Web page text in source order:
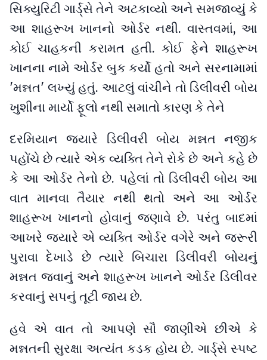
સિક્યુરિટી ગાર્ડ્સે તેને અટકાવ્યો અને સમજાવ્યું કે
આ શાહરૂખ ખાનનો ઓર્ડર નથી. વાસ્તવમાં, આ
કોઈ ચાહકની કરામત હતી. કોઈ ફેને શાહરૂખ
ખાનના નામે ઓર્ડર બુક કર્યો હતો અને સરનામામાં
'મન્નત' લખ્યું હતું. આટલું વાંચીને તો ડિલીવરી બોય
ખુશીના માર્યો ફૂલો નથી સમાતો કારણ કે તેને
દરમિયાન જ્યારે ડિલીવરી બોય મન્નત નજીક
પહોંચે છે ત્યારે એક વ્યક્તિ તેને રોકે છે અને કહે છે
કે આ ઓર્ડર તેનો છે. પહેલાં તો ડિલીવરી બોય આ
વાત માનવા તૈયાર નથી થતો અને આ ઓર્ડર
શાહરૂખ ખાનનો હોવાનું જણાવે છે. પરંતુ બાદમાં
આખરે જ્યારે એ વ્યક્તિ ઓર્ડર વગેરે અને જરૂરી
પુરાવા દેખાડે છે ત્યારે બિચારા ડિલીવરી બોયનું
મન્નત જવાનું અને શાહરૂખ ખાનને ઓર્ડર ડિલીવર
કરવાનું સપનું તૂટી જાય છે.
હવે એ વાત તો આપણે સૌ જાણીએ છીએ કે
મન્નતની સુરક્ષા અત્યંત કડક હોય છે. ગાર્ડ્સે સ્પષ્ટ